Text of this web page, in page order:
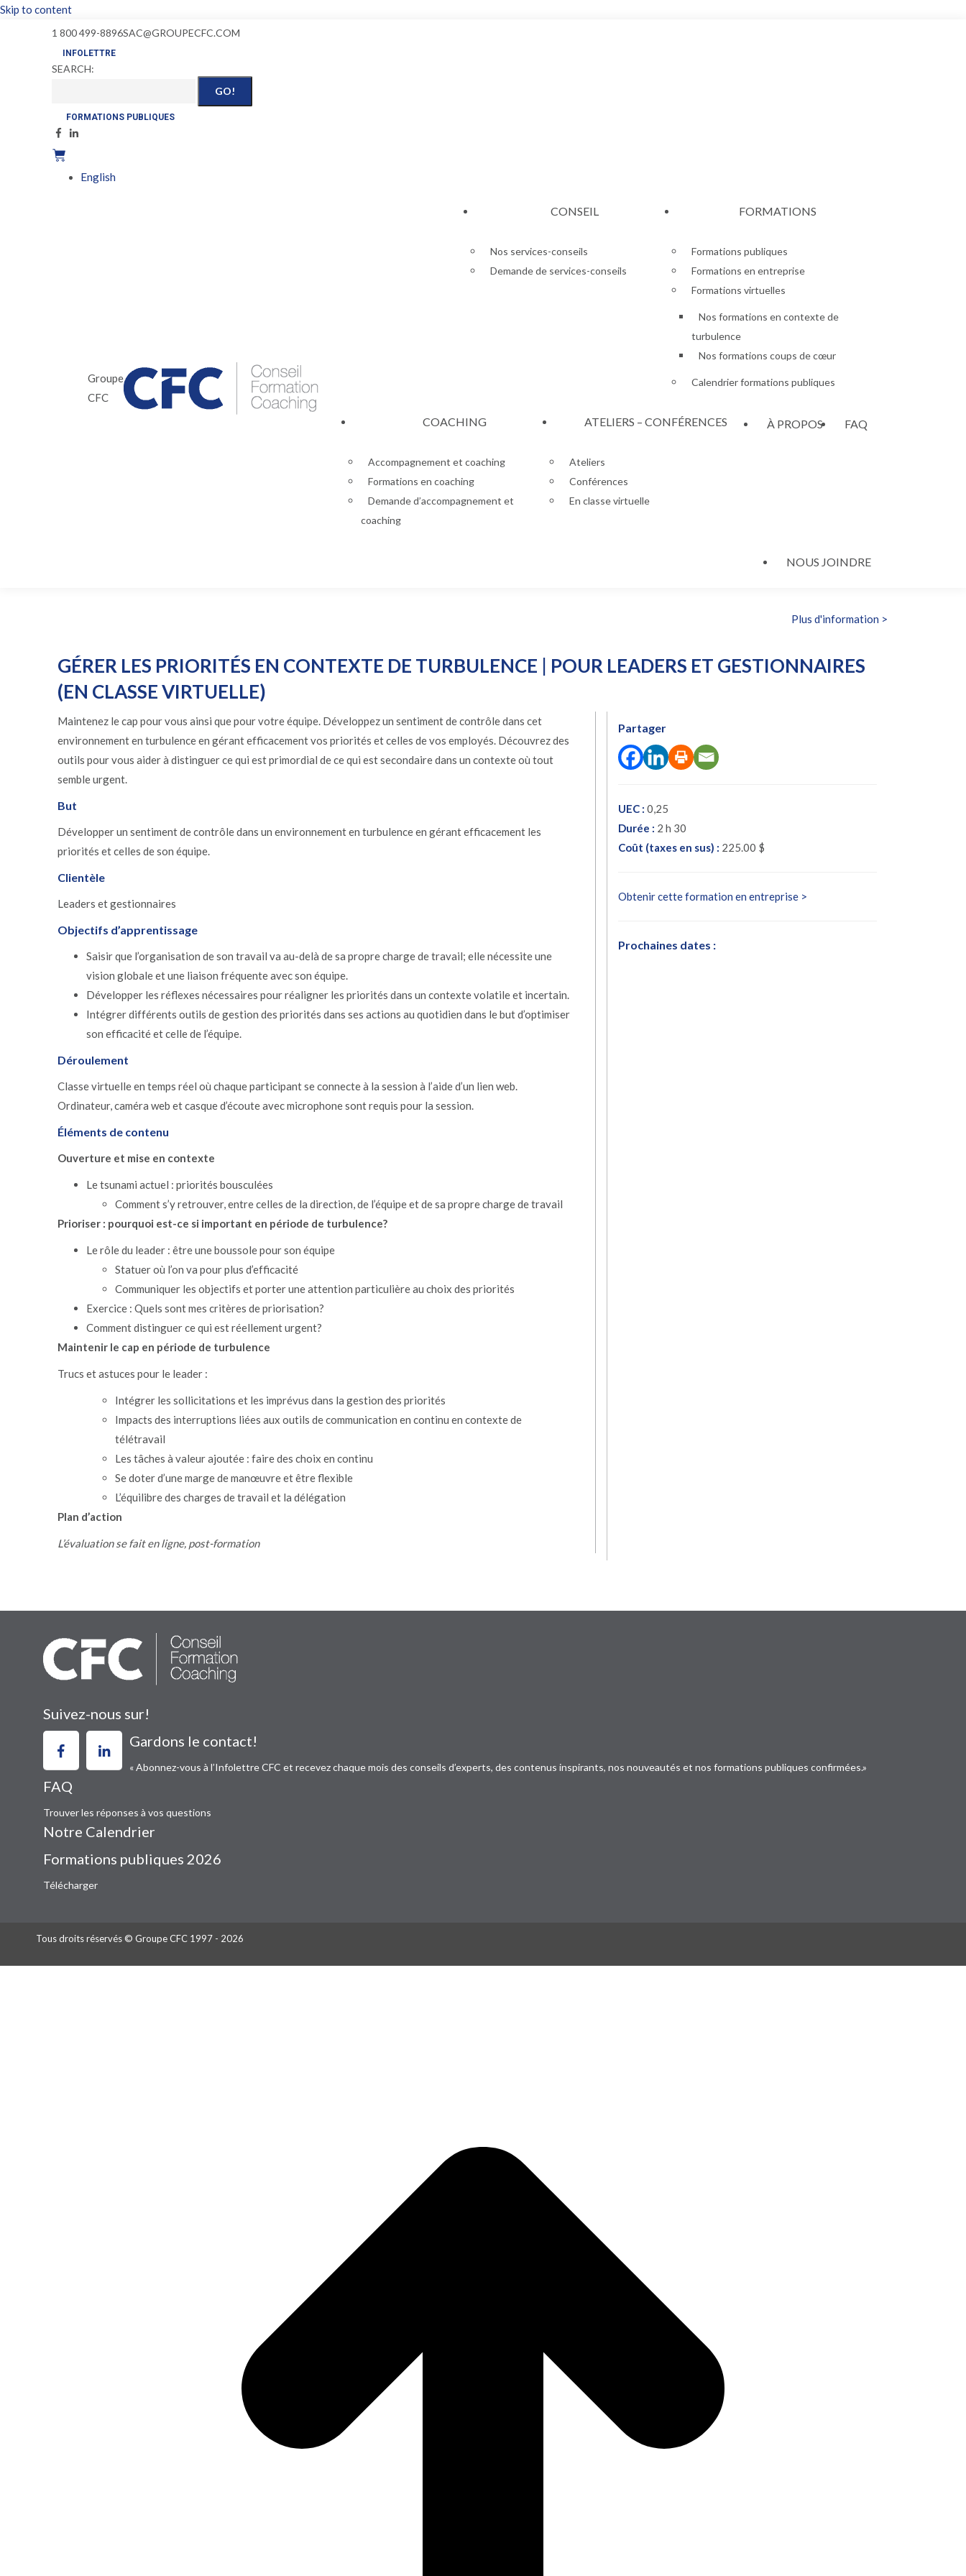
Skip to content
1 800 499-8896SAC@GROUPECFC.COM
INFOLETTRE
SEARCH:
FORMATIONS PUBLIQUES
English
Groupe
CFC
CONSEIL
Nos services-conseils
Demande de services-conseils
FORMATIONS
Formations publiques
Formations en entreprise
Formations virtuelles
Nos formations en contexte de
turbulence
Nos formations coups de cœur
Calendrier formations publiques
COACHING
Accompagnement et coaching
Formations en coaching
Demande d’accompagnement et
coaching
ATELIERS – CONFÉRENCES
Ateliers
Conférences
En classe virtuelle
À PROPOS FAQ
NOUS JOINDRE
GÉRER LES PRIORITÉS EN CONTEXTE DE TURBULENCE | POUR LEADERS ET GESTIONNAIRES
(EN CLASSE VIRTUELLE)
Plus d'information >
Maintenez le cap pour vous ainsi que pour votre équipe. Développez un sentiment de contrôle dans cet
environnement en turbulence en gérant efficacement vos priorités et celles de vos employés. Découvrez des
outils pour vous aider à distinguer ce qui est primordial de ce qui est secondaire dans un contexte où tout
semble urgent.
But
Développer un sentiment de contrôle dans un environnement en turbulence en gérant efficacement les
priorités et celles de son équipe.
Clientèle
Leaders et gestionnaires
Objectifs d’apprentissage
Saisir que l’organisation de son travail va au-delà de sa propre charge de travail; elle nécessite une
vision globale et une liaison fréquente avec son équipe.
Développer les réflexes nécessaires pour réaligner les priorités dans un contexte volatile et incertain.
Intégrer différents outils de gestion des priorités dans ses actions au quotidien dans le but d’optimiser
son efficacité et celle de l’équipe.
Déroulement
Classe virtuelle en temps réel où chaque participant se connecte à la session à l’aide d’un lien web.
Ordinateur, caméra web et casque d’écoute avec microphone sont requis pour la session.
Éléments de contenu
Ouverture et mise en contexte
Le tsunami actuel : priorités bousculées
Comment s’y retrouver, entre celles de la direction, de l’équipe et de sa propre charge de travail
Prioriser : pourquoi est-ce si important en période de turbulence?
Le rôle du leader : être une boussole pour son équipe
Statuer où l’on va pour plus d’efficacité
Communiquer les objectifs et porter une attention particulière au choix des priorités
Exercice : Quels sont mes critères de priorisation?
Comment distinguer ce qui est réellement urgent?
Maintenir le cap en période de turbulence
Trucs et astuces pour le leader :
Intégrer les sollicitations et les imprévus dans la gestion des priorités
Impacts des interruptions liées aux outils de communication en continu en contexte de
télétravail
Les tâches à valeur ajoutée : faire des choix en continu
Se doter d’une marge de manœuvre et être flexible
L’équilibre des charges de travail et la délégation
Plan d’action
L’évaluation se fait en ligne, post-formation
Partager
UEC : 0,25
Durée : 2 h 30
Coût (taxes en sus) : 225.00 $
Obtenir cette formation en entreprise >
Prochaines dates :
Suivez-nous sur!
Gardons le contact!
« Abonnez-vous à l’Infolettre CFC et recevez chaque mois des conseils d’experts, des contenus inspirants, nos nouveautés et nos formations publiques confirmées.»
FAQ
Trouver les réponses à vos questions
Notre Calendrier
Formations publiques 2026
Télécharger
Tous droits réservés © Groupe CFC 1997 - 2026